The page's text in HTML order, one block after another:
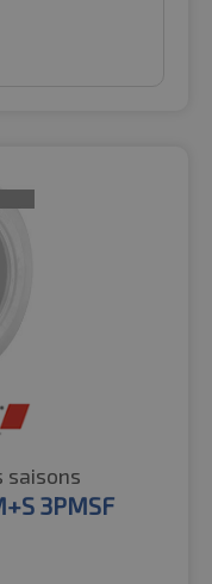
saisons
3PMSF